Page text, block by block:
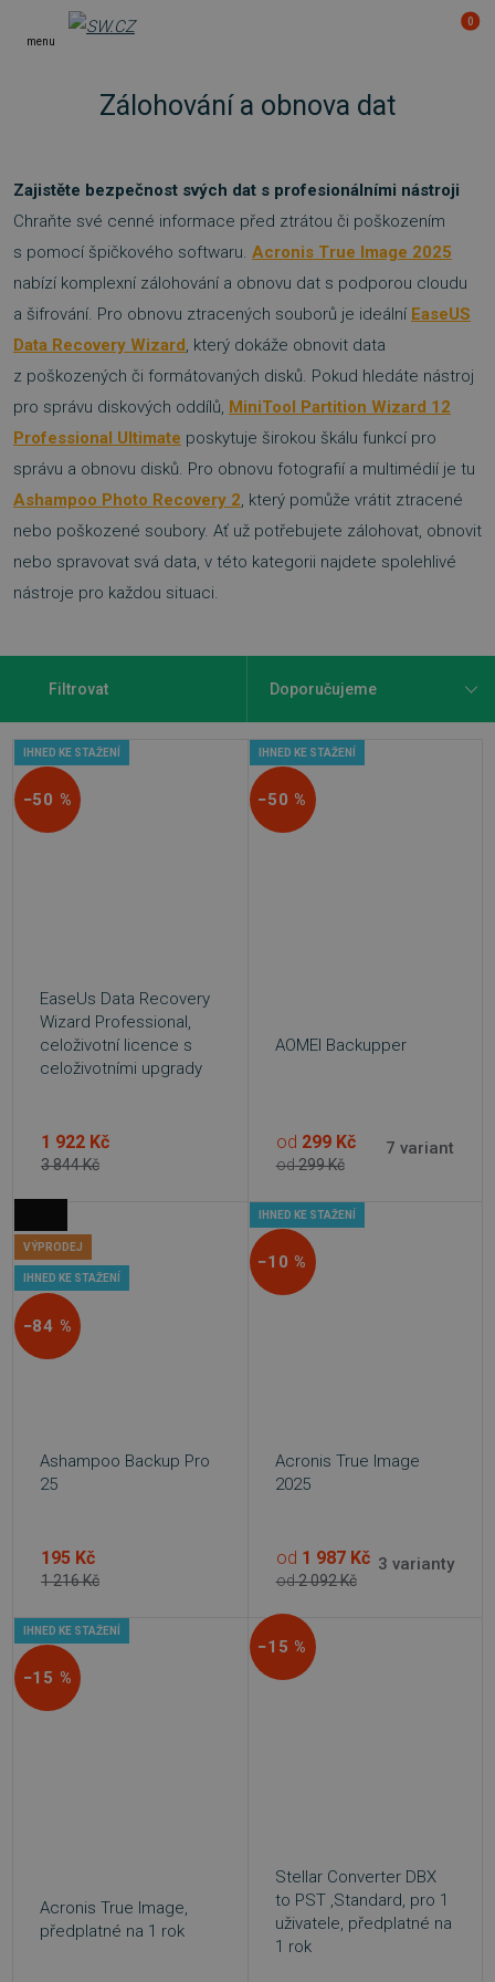
menu
0
Zálohování a obnova dat
Zajistěte bezpečnost svých dat s profesionálními nástroji
Chraňte své cenné informace před ztrátou či poškozením
s pomocí špičkového softwaru. Acronis True Image 2025
nabízí komplexní zálohování a obnovu dat s podporou cloudu
a šifrování. Pro obnovu ztracených souborů je ideální EaseUS
Data Recovery Wizard, který dokáže obnovit data
z poškozených či formátovaných disků. Pokud hledáte nástroj
pro správu diskových oddílů, MiniTool Partition Wizard 12
Professional Ultimate poskytuje širokou škálu funkcí pro
správu a obnovu disků. Pro obnovu fotografií a multimédií je tu
Ashampoo Photo Recovery 2, který pomůže vrátit ztracené
nebo poškozené soubory. Ať už potřebujete zálohovat, obnovit
nebo spravovat svá data, v této kategorii najdete spolehlivé
nástroje pro každou situaci.
Filtrovat
IHNED KE STAŽENÍ
−50 %
EaseUs Data Recovery
Wizard Professional,
celoživotní licence s
celoživotními upgrady
3 844 Kč
1 922 Kč
IHNED KE STAŽENÍ
−50 %
AOMEI Backupper
od299 Kč
od 299 Kč 7 variant
VÝPRODEJ
IHNED KE STAŽENÍ
−84 %
Ashampoo Backup Pro
25
1 216 Kč
195 Kč
IHNED KE STAŽENÍ
−10 %
Acronis True Image
2025
od2 092 Kč
od 1 987 Kč 3 varianty
IHNED KE STAŽENÍ
−15 %
Acronis True Image,
předplatné na 1 rok
−15 %
Stellar Converter DBX
to PST ,Standard, pro 1
uživatele, předplatné na
1 rok